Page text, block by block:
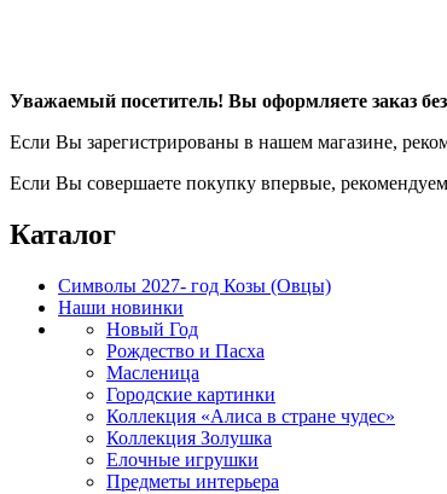
Уважаемый посетитель! Вы оформляете заказ
Если Вы зарегистрированы в нашем магазине,
Если Вы совершаете покупку впервые,
Каталог
Символы 2027- год Козы (Овцы)
Наши новинки
Новый Год
Рождество и Пасха
Масленица
Городские картинки
Коллекция «Алиса в стране чудес»
Коллекция Золушка
Елочные игрушки
Предметы интерьера